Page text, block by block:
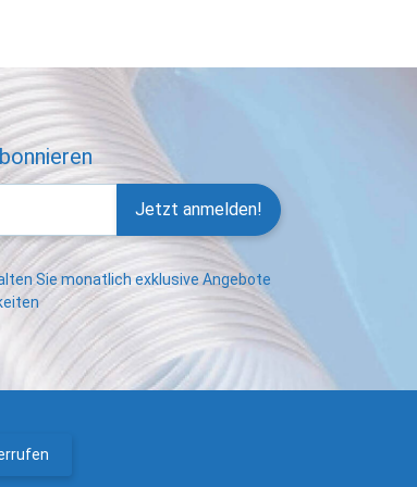
Jetzt anmelden!
Sie monatlich exklusive Angebote